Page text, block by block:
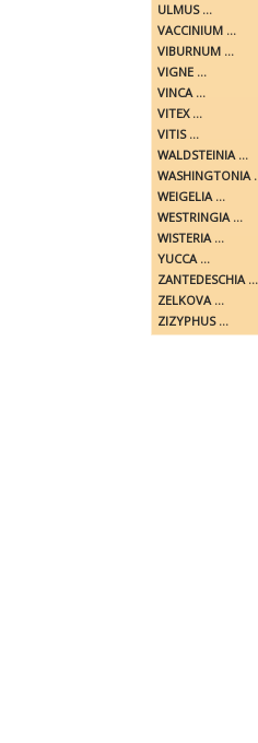
ULMUS ...
VACCINIUM ...
VIBURNUM ...
VIGNE ...
VINCA ...
VITEX ...
VITIS ...
WALDSTEINIA ...
WASHINGTONIA
WEIGELIA ...
WESTRINGIA ...
WISTERIA ...
YUCCA ...
ZANTEDESCHIA ...
ZELKOVA ...
ZIZYPHUS ...